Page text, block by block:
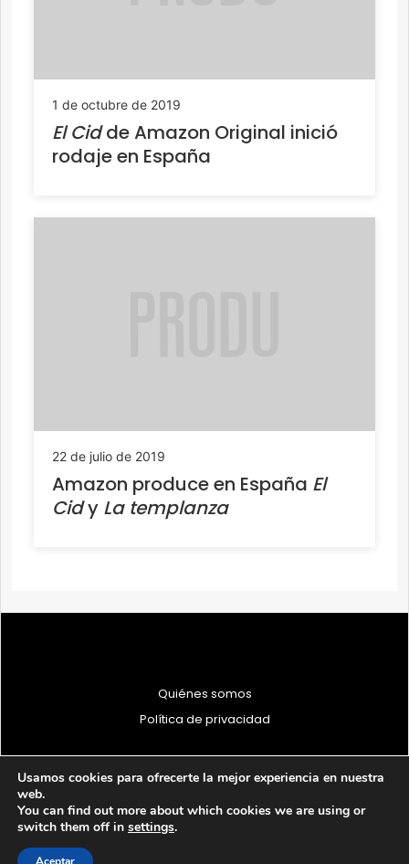
1 de octubre de 2019
El Cidde Amazon Original inició
rodaje en España
22 de julio de 2019
Amazon produce en España El
Cidy La templanza
Quiénes somos
Política de privacidad
© 1997 - 2026 PRODU - Todos los derechos reservados
Usamos cookies para ofrecerte la mejor experiencia en nuestra
web.
You can find out more about which cookies we are using or
switch them off in settings.